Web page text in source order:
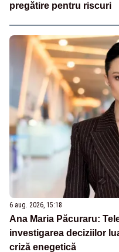
pregătire pentru riscuri
6 aug. 2026, 15:18
Ana Maria Păcuraru:
investigarea deciziilor
criză enegetică